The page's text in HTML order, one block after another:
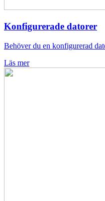
Konfigurerade datorer
Behöver du en konfigurerad
Läs mer